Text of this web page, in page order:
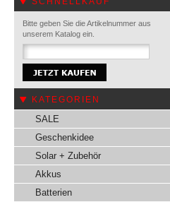
Bitte geben Sie die Artikelnummer aus
unserem Katalog ein.
KATEGORIEN
SALE
Geschenkidee
Solar + Zubehör
Akkus
Batterien